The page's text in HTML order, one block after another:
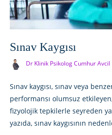
Sınav Kaygısı
Dr Klinik Psikolog Cumhur Avcil
Sınav kaygısı, sınav veya
performansı olumsuz
fizyolojik tepkilerle seyreden
yazıda, sınav kaygısının